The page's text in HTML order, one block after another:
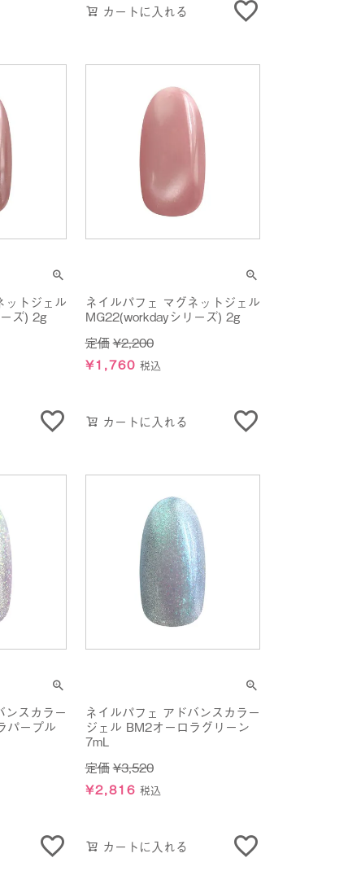
カートに入れる
ットジェル
ズ) 2g
ネイルパフェ マグネットジェル
MG22(workdayシリーズ) 2g
定価¥2,200
¥1,760 税込
カートに入れる
ンスカラー
パープル
ネイルパフェ アドバンスカラー
ジェル BM2オーロラグリーン
7mL
定価¥3,520
¥2,816 税込
カートに入れる